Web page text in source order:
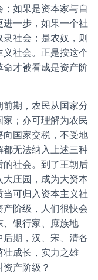
如果是资本家与自
一步，如果一个社
社会；是农奴，则
社会。正是按这个
才被看成是资产阶
期，农民从国家分
；亦可理解为农民
国家交税，不受地
无法纳入上述三种
社会。到了王朝后
庄园，成为大资本
可归入资本主义社
阶级，人们很快会
、银行家、庶族地
期，汉、宋、清各
壮成长，实力之雄
产阶级？